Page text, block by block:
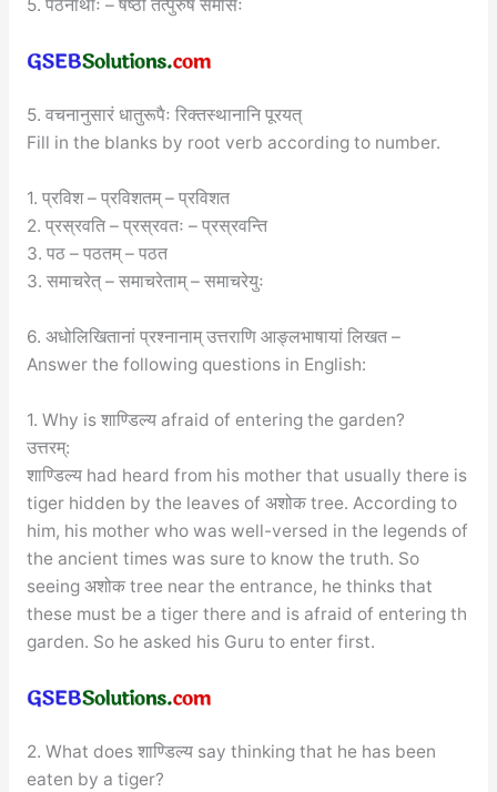
5. पठनार्थाः – षष्ठी तत्पुरुष समासः
5. वचनानुसारं धातुरूपैः रिक्तस्थानानि पूरयत्
Fill in the blanks by root verb according to number.
1. प्रविश – प्रविशतम् – प्रविशत
2. प्रस्रवति – प्रस्रवतः – प्रस्रवन्ति
3. पठ – पठतम् – पठत
3. समाचरेत् – समाचरेताम् – समाचरेयुः
6. अधोलिखितानां प्रश्नानाम् उत्तराणि आङ्लभाषायां लिखत –
Answer the following questions in English:
1. Why is शाण्डिल्य afraid of entering the garden?
उत्तरम्:
शाण्डिल्य had heard from his mother that usually there is
tiger hidden by the leaves of अशोक tree. According to
him, his mother who was well-versed in the legends of
the ancient times was sure to know the truth. So
seeing अशोक tree near the entrance, he thinks that
these must be a tiger there and is afraid of entering th
garden. So he asked his Guru to enter first.
2. What does शाण्डिल्य say thinking that he has been
eaten by a tiger?